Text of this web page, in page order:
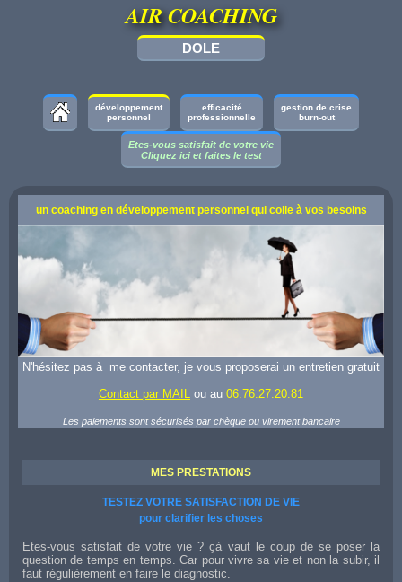
AIR COACHING
DOLE
développement
personnel
efficacité
professionnelle
gestion de crise
burn-out
Etes-vous satisfait de votre vie
Cliquez ici et faites le test
un coaching en développement personnel qui colle à vos besoins
N'hésitez pas à me contacter, je vous proposerai un entretien gratuit
Contact par MAIL ou au 06.76.27.20.81
Les paiements sont sécurisés par chèque ou virement bancaire
MES PRESTATIONS
TESTEZ VOTRE SATISFACTION DE VIE
pour clarifier les choses
Etes-vous satisfait de votre vie ? çà vaut le coup de se poser la
question de temps en temps. Car pour vivre sa vie et non la subir, il
faut régulièrement en faire le diagnostic.